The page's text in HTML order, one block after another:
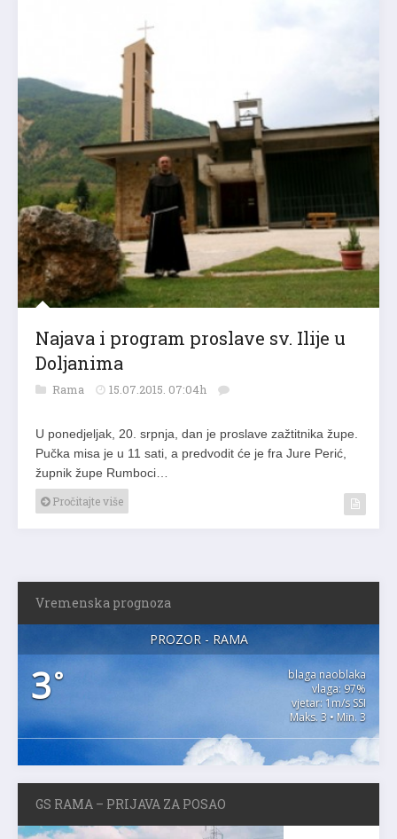
Najava i program proslave sv. Ilije u
Doljanima
Rama 15.07.2015. 07:04h
U ponedjeljak, 20. srpnja, dan je proslave zažtitnika župe.
Pučka misa je u 11 sati, a predvodit će je fra Jure Perić,
župnik župe Rumboci…
Pročitajte više
Vremenska prognoza
PROZOR - RAMA
3°
blaga naoblaka
vlaga: 97%
vjetar: 1m/s SSI
Maks. 3 • Min. 3
GS RAMA – PRIJAVA ZA POSAO